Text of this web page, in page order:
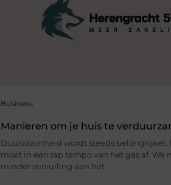
Business
Manieren om je huis te
Duurzaamheid wordt steeds belangrijker.
moet in een rap tempo van het gas af. We
minder vervuiling aan het